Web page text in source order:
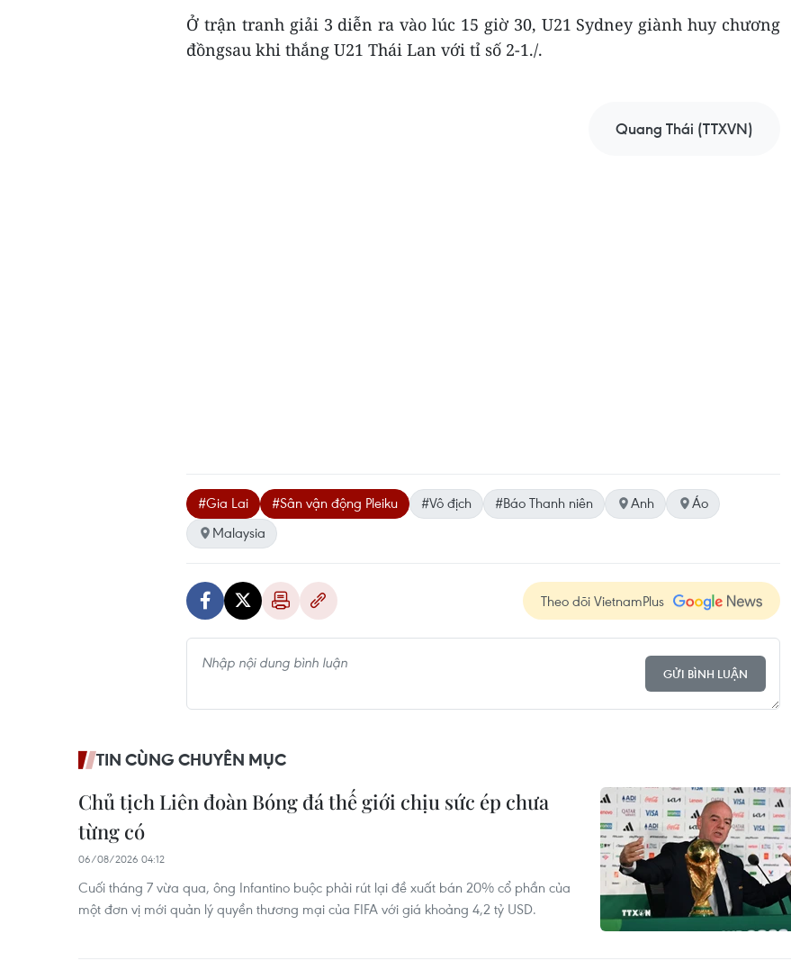
Ở trận tranh giải 3 diễn ra vào lúc 15 giờ 30, U21 Sydney giành huy chương
đồngsau khi thắng U21 Thái Lan với tỉ số 2-1./.
Quang Thái (TTXVN)
#Gia Lai #Sân vận động Pleiku #Vô địch #Báo Thanh niên Anh
Áo
Malaysia
Theo dõi VietnamPlus
GỬI BÌNH LUẬN
TIN CÙNG CHUYÊN MỤC
Chủ tịch Liên đoàn Bóng đá thế giới chịu sức ép chưa
từng có
06/08/2026 04:12
Cuối tháng 7 vừa qua, ông Infantino buộc phải rút lại đề xuất bán 20% cổ phần của
một đơn vị mới quản lý quyền thương mại của FIFA với giá khoảng 4,2 tỷ USD.